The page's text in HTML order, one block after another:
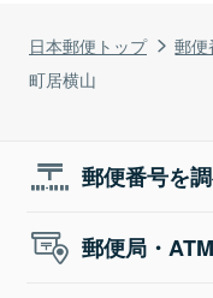
日本郵便トップ 郵
町居横山
郵便番号を
郵便局・